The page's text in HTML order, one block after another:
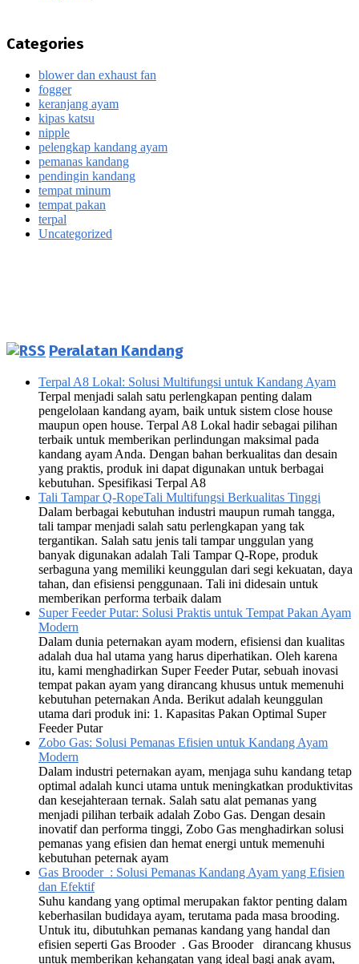
Categories
blower dan exhaust fan
fogger
keranjang ayam
kipas katsu
nipple
pelengkap kandang ayam
pemanas kandang
pendingin kandang
tempat minum
tempat pakan
terpal
Uncategorized
Peralatan Kandang
Terpal A8 Lokal: Solusi Multifungsi untuk Kandang Ayam
Terpal menjadi salah satu perlengkapan penting dalam
pengelolaan kandang ayam, baik untuk sistem close house
maupun open house. Terpal A8 Lokal hadir sebagai pilihan
terbaik untuk memberikan perlindungan maksimal pada
kandang ayam Anda. Dengan bahan berkualitas dan desain
yang praktis, produk ini dapat digunakan untuk berbagai
kebutuhan. Spesifikasi Terpal A8
Tali Tampar Q-RopeTali Multifungsi Berkualitas Tinggi
Dalam berbagai kebutuhan industri maupun rumah tangga,
tali tampar menjadi salah satu perlengkapan yang tak
tergantikan. Salah satu jenis tali tampar unggulan yang
banyak digunakan adalah Tali Tampar Q-Rope, produk
serbaguna yang memiliki keunggulan dari segi kekuatan, daya
tahan, dan efisiensi penggunaan. Tali ini didesain untuk
memberikan performa terbaik dalam
Super Feeder Putar: Solusi Praktis untuk Tempat Pakan Ayam
Modern
Dalam dunia peternakan ayam modern, efisiensi dan kualitas
adalah dua hal utama yang harus diperhatikan. Oleh karena
itu, kami menghadirkan Super Feeder Putar, sebuah inovasi
tempat pakan ayam yang dirancang khusus untuk memenuhi
kebutuhan peternakan Anda. Berikut adalah keunggulan
utama dari produk ini: 1. Kapasitas Pakan Optimal Super
Feeder Putar
Zobo Gas: Solusi Pemanas Efisien untuk Kandang Ayam
Modern
Dalam industri peternakan ayam, menjaga suhu kandang tetap
optimal adalah kunci utama untuk meningkatkan produktivitas
dan kesejahteraan ternak. Salah satu alat pemanas yang
menjadi pilihan terbaik adalah Zobo Gas. Dengan desain
inovatif dan performa tinggi, Zobo Gas menghadirkan solusi
pemanas yang efisien dan hemat energi untuk memenuhi
kebutuhan peternak ayam
Gas Brooder : Solusi Pemanas Kandang Ayam yang Efisien
dan Efektif
Suhu kandang yang optimal merupakan faktor penting dalam
keberhasilan budidaya ayam, terutama pada masa brooding.
Untuk itu, dibutuhkan pemanas kandang yang handal dan
efisien seperti Gas Brooder . Gas Brooder dirancang khusus
untuk memberikan kehangatan yang ideal bagi anak ayam,